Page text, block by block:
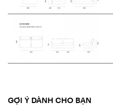
GỢI Ý DÀNH CHO BẠN